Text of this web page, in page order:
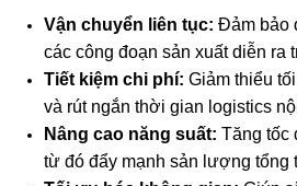
Vận chuyển liên tục: Đảm bảo
các công đoạn sản xuất diễn ra
Tiết kiệm chi phí: Giảm thiểu
và rút ngắn thời gian logistics
Nâng cao năng suất: Tăng tốc
từ đó đẩy mạnh sản lượng tổng